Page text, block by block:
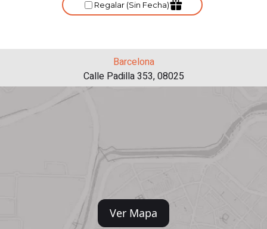
Barcelona
Calle Padilla 353, 08025
Ver Mapa